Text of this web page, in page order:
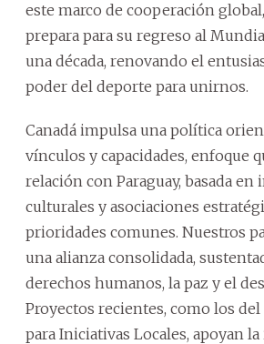
este marco de cooperación
prepara para su regreso al
una década, renovando el
poder del deporte para unirnos.
Canadá impulsa una política
vínculos y capacidades, enfoque
relación con Paraguay, basada en
culturales y asociaciones
prioridades comunes. Nuestros
una alianza consolidada,
derechos humanos, la paz y el
Proyectos recientes, como los del
para Iniciativas Locales, apoyan